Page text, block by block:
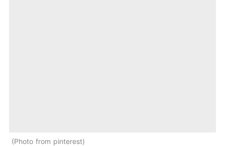
Photo from pinterest